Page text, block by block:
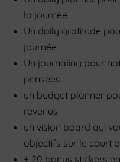
la journée
Un daily gratitude
journée
Un journaling pour
pensées
un budget planner
revenus.
un vision board qui
objectifs sur le court
+ 20 bonus stickers